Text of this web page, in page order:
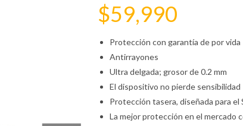
$59,990
Protección con garantía de por vida
Antirrayones
Ultra delgada; grosor de 0.2 mm
El dispositivo no pierde sensibilidad
Protección tasera, diseñada para el
La mejor protección en el mercado